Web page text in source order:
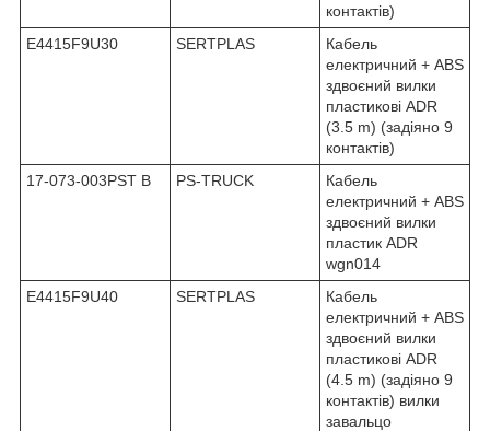
контактів)
E4415F9U30
SERTPLAS
Кабель
електричний + ABS
здвоєний вилки
пластикові ADR
(3.5 m) (задіяно 9
контактів)
17-073-003PST B
PS-TRUCK
Кабель
електричний + ABS
здвоєний вилки
пластик ADR
wgn014
E4415F9U40
SERTPLAS
Кабель
електричний + ABS
здвоєний вилки
пластикові ADR
(4.5 m) (задіяно 9
контактів) вилки
завальцо